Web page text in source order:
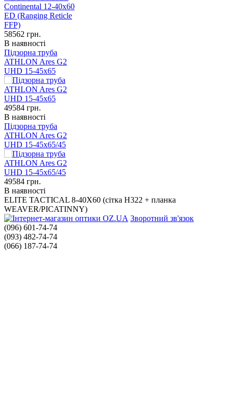
58562 грн.
В наявності
Підзорна труба
ATHLON Ares G2
UHD 15-45x65
49584 грн.
В наявності
Підзорна труба
ATHLON Ares G2
UHD 15-45x65/45
49584 грн.
В наявності
ELITE TACTICAL 8-40X60 (сітка H322 + планка
WEAVER/PICATINNY)
Зворотний зв'язок
(096) 601-74-74
(093) 482-74-74
(066) 187-74-74